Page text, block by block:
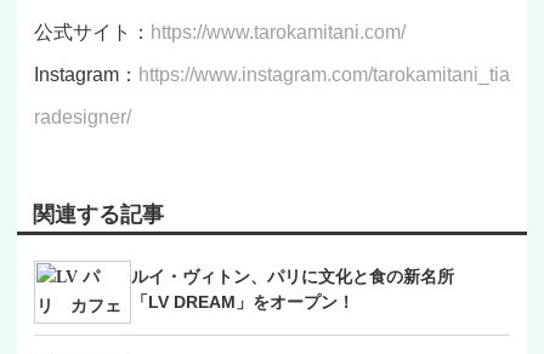
公式サイト： https://www.tarokamitani.com/
Instagram： https://www.instagram.com/tarokamitani_tia
radesigner/
関連する記事
ルイ・ヴィトン、パリに文化と食の新名所
「LV DREAM」をオープン！